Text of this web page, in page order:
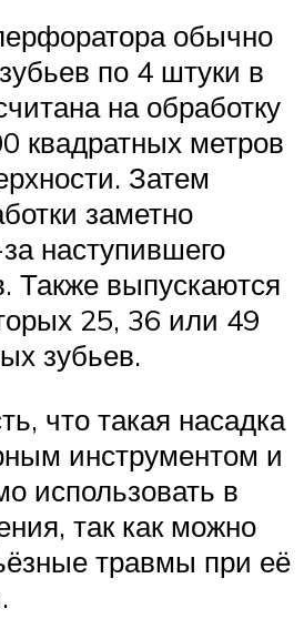
обычно
по 4 штуки в
на обработку
квадратных метров
Затем
заметно
наступившего
Также выпускаются
25, 36 или 49
зубьев.
что такая насадка
инструментом и
использовать в
так как можно
травмы при её